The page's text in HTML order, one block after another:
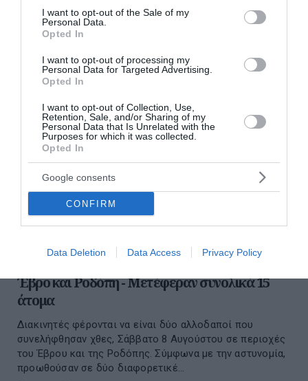
consent section.
I want to opt-out of the Sale of my
Personal Data.
Opted In
I want to opt-out of processing my
Personal Data for Targeted Advertising.
Opted In
I want to opt-out of Collection, Use,
Retention, Sale, and/or Sharing of my
Personal Data that Is Unrelated with the
Purposes for which it was collected.
Opted In
Google consents
CONFIRM
Data Deletion Data Access Privacy Policy
09 Αυγούστου 2026
Έβρο και Ροδόπη - Μετέφεραν συνολικά 15
άτομα
Διακινητές φέρονται να είναι δύο αλλοδαποί που
συνελήφθησαν χθες, Σάββατο 8 Αυγούστου σε περιοχές
του Έβρου και της Ροδόπης. Σύμφωνα με την αστυνομία,
προωθούσαν σε δύο διαφορετικέ...